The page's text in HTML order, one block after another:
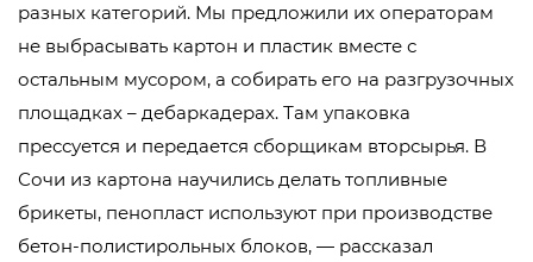
разных категорий. Мы предложили их операторам
не выбрасывать картон и пластик вместе с
остальным мусором, а собирать его на разгрузочных
площадках – дебаркадерах. Там упаковка
прессуется и передается сборщикам вторсырья. В
Сочи из картона научились делать топливные
брикеты, пенопласт используют при производстве
бетон-полистирольных блоков, — рассказал